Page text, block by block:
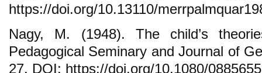
https://doi.org/10.13110/
Nagy, M. (1948). The child’s
Pedagogical Seminary and Journal of
27. DOI: https://doi.org/10.1080/